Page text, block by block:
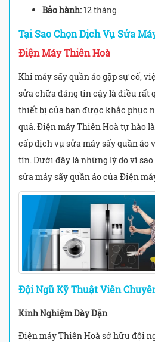
Bảo hành:12 tháng
Tại Sao Chọn Dịch Vụ Sửa
Điện Máy Thiên Hoà
Khi máy sấy quần áo gặp sự cố,
sửa chữa đáng tin cậy là điều rất
thiết bị của bạn được khắc phục
quả. Điện máy Thiên Hoà tự hào
cấp dịch vụ sửa máy sấy quần áo
tín. Dưới đây là những lý do vì
sửa máy sấy quần áo của Điện
Đội Ngũ Kỹ Thuật Viên
Kinh Nghiệm Dày Dặn
Điện máy Thiên Hoà sở hữu đội